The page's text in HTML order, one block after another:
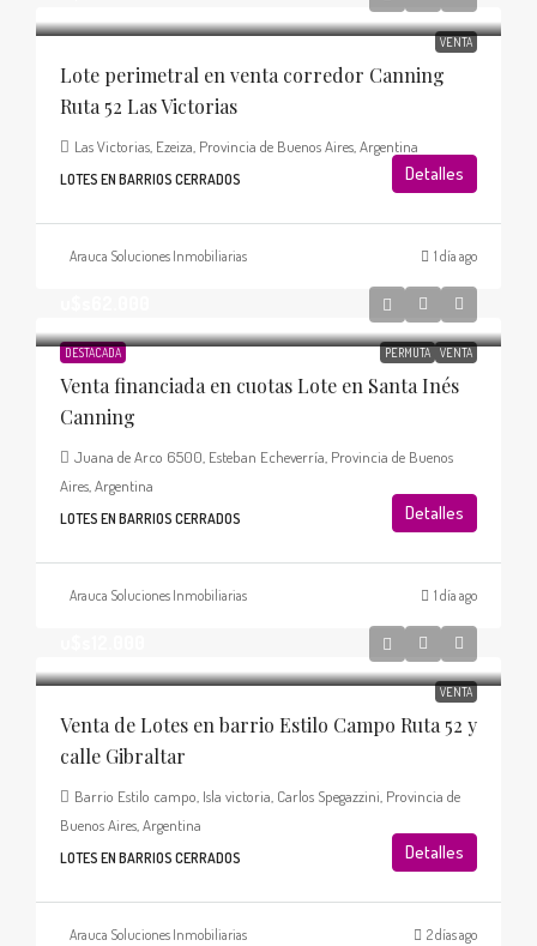
VENTA
Lote perimetral en venta corredor Canning
Ruta 52 Las Victorias
Las Victorias, Ezeiza, Provincia de Buenos Aires, Argentina
LOTES EN BARRIOS CERRADOS Detalles
Arauca Soluciones Inmobiliarias 1 día ago
DESTACADA PERMUTA VENTA
Venta financiada en cuotas Lote en Santa Inés
Canning
Juana de Arco 6500, Esteban Echeverría, Provincia de Buenos
Aires, Argentina
LOTES EN BARRIOS CERRADOS Detalles
Arauca Soluciones Inmobiliarias 1 día ago
VENTA
Venta de Lotes en barrio Estilo Campo Ruta 52 y
calle Gibraltar
Barrio Estilo campo, Isla victoria, Carlos Spegazzini, Provincia de
Buenos Aires, Argentina
LOTES EN BARRIOS CERRADOS Detalles
Arauca Soluciones Inmobiliarias 2 días ago